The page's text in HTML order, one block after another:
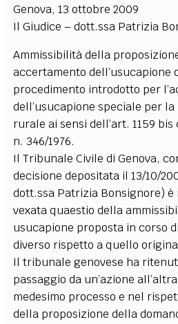
Genova, 13 ottobre 2009
Il Giudice – dott.ssa Patrizia
Ammissibilità della
accertamento dell’usucapione
procedimento introdotto per
dell’usucapione speciale per
rurale ai sensi dell’art. 1159
n. 346/1976.
Il Tribunale Civile di Genova,
decisione depositata il 13/10/
dott.ssa Patrizia Bonsignore)
vexata quaestio della
usucapione proposta in corso
diverso rispetto a quello
Il tribunale genovese ha
passaggio da un’azione
medesimo processo e nel
della proposizione della